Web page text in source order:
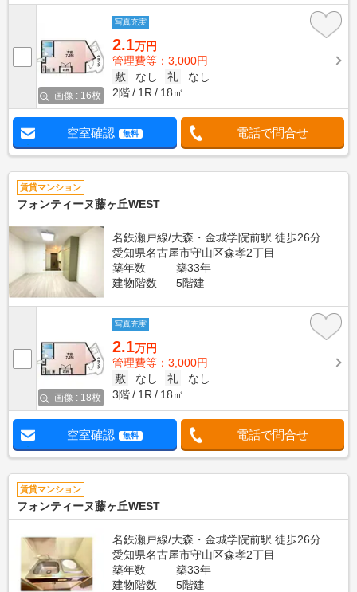
画像 : 16枚
写真充実
2.1万円
管理費等：3,000円
敷
なし 礼
なし
2階
1R 18㎡
空室確認 無料 電話で問合せ
賃貸マンション
フォンティーヌ藤ヶ丘WEST
名鉄瀬戸線/大森・金城学院前駅 徒歩26分
愛知県名古屋市守山区森孝2丁目
築年数
築33年
建物階数
5階建
画像 : 18枚
写真充実
2.1万円
管理費等：3,000円
敷
なし 礼
なし
3階
1R 18㎡
空室確認 無料 電話で問合せ
賃貸マンション
フォンティーヌ藤ヶ丘WEST
名鉄瀬戸線/大森・金城学院前駅 徒歩26分
愛知県名古屋市守山区森孝2丁目
築年数
築33年
建物階数
5階建